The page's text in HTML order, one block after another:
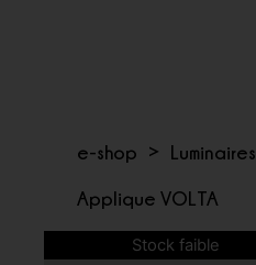
e-shop > Luminaires
Applique VOLTA
Stock faible